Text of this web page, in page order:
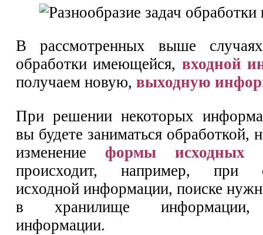
В рассмотренных выше
обработки имеющейся, входной
получаем новую, выходную
При решении некоторых
вы будете заниматься обработкой,
изменение формы исходных
происходит, например, при
исходной информации, поиске
в хранилище информации,
информации.